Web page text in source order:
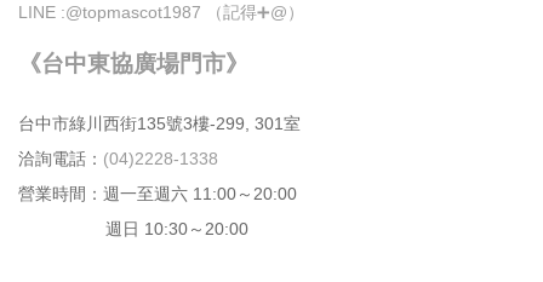
LINE :@topmascot1987 （記得➕@）
《台中東協廣場門市》
台中市綠川⻄街135號3樓-299, 301室
洽詢電話： (04)2228-1338
營業時間：週⼀⾄週六 11:00～20:00
週日 10:30～20:00